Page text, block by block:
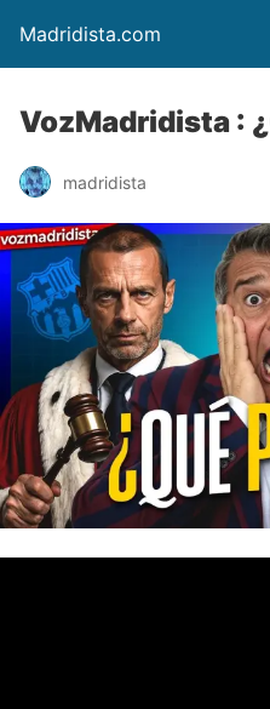
Madridista.com
VozMadridista :
madridista